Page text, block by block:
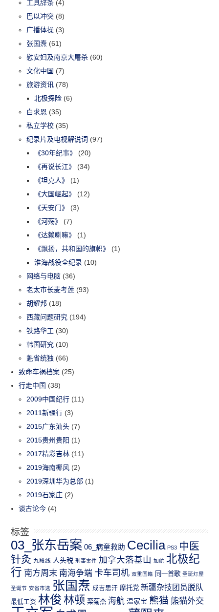
工具辞条 (4)
巴以冲突 (8)
广播体操 (3)
张国焘 (61)
慰安妇及南京大屠杀 (60)
文化中国 (7)
旅游资讯 (78)
北极探险 (6)
白求恩 (35)
私立学校 (35)
纪录片及电视解说词 (97)
《30年纪事》
(20)
《再说长江》
(34)
《坦克人》
(1)
《大国崛起》
(12)
《天安门》
(3)
《河殇》
(7)
《达赖喇嘛》
(1)
《飘扬，共和国的旗帜》
(1)
淮海战役全纪录 (10)
网络与电脑 (36)
老太市长麦考莲 (93)
胡耀邦 (18)
西藏问题研究 (194)
铁路华工 (30)
韩国研究 (10)
魁省统独 (66)
致命车祸档案 (25)
行走中国 (38)
2009中国纪行 (11)
2011新疆行 (3)
2015广东汕头 (7)
2015贵州贵阳 (1)
2017精彩吉林 (11)
2019海南椰风 (2)
2019深圳华为总部 (1)
2019石家庄 (2)
谈古论今 (4)
标签
03_张东岳案 06_病童救助 Cecilia PS3 中医
针灸 九段线 人头税 刑事案件 加拿大落基山 加航 北极纪
行 南方周末 南海争端 卡车司机 双重国籍 同一首歌 圣诞灯屋
圣诞节 安省市选 张国焘 成吉思汗 摩托党 新疆杂技团员脱队
最低工资 林俊 林顿 栾菊杰 海航 温家宝 熊猫 熊猫外交